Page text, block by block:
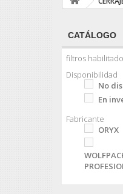
CATÁLOGO
filtros
Disponibilidad
No
En
Fabricante
ORYX